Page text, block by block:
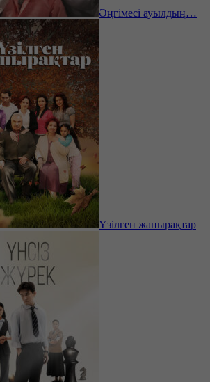
Әңгімесі ауылдың…
Үзілген жапырақтар